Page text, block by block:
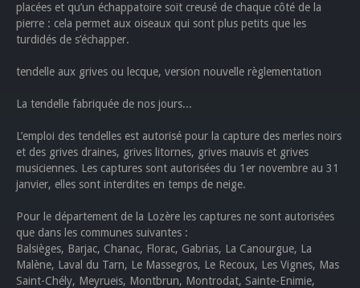
placées et qu’un échappatoire soit creusé de chaque côté de la
pierre : cela permet aux oiseaux qui sont plus petits que les
turdidés de s’échapper.
tendelle aux grives ou lecque, version nouvelle règlementation
La tendelle fabriquée de nos jours...
L’emploi des tendelles est autorisé pour la capture des merles noirs
et des grives draines, grives litornes, grives mauvis et grives
musiciennes. Les captures sont autorisées du 1er novembre au 31
janvier, elles sont interdites en temps de neige.
Pour le département de la Lozère les captures ne sont autorisées
que dans les communes suivantes :
Balsièges, Barjac, Chanac, Florac, Gabrias, La Canourgue, La
Malène, Laval du Tarn, Le Massegros, Le Recoux, Les Vignes, Mas
Saint-Chély, Meyrueis, Montbrun, Montrodat, Sainte-Enimie,